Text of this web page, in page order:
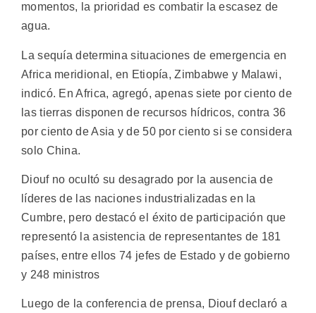
momentos, la prioridad es combatir la escasez de
agua.
La sequía determina situaciones de emergencia en
Africa meridional, en Etiopía, Zimbabwe y Malawi,
indicó. En Africa, agregó, apenas siete por ciento de
las tierras disponen de recursos hídricos, contra 36
por ciento de Asia y de 50 por ciento si se considera
solo China.
Diouf no ocultó su desagrado por la ausencia de
líderes de las naciones industrializadas en la
Cumbre, pero destacó el éxito de participación que
representó la asistencia de representantes de 181
países, entre ellos 74 jefes de Estado y de gobierno
y 248 ministros
Luego de la conferencia de prensa, Diouf declaró a